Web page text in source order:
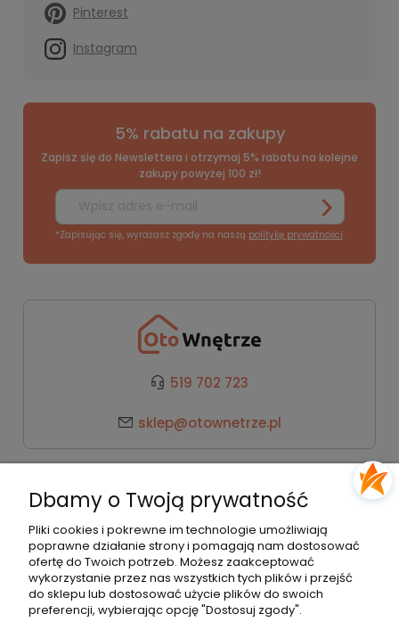
Pinterest
Instagram
5% rabatu na zakupy
Zapisz się do Newslettera i otrzymaj 5% rabatu na kolejne
zakupy powyżej 100 zł!
*Zapisując się, wyrażasz zgodę na naszą politykę prywatności.
519 702 723
sklep@otownetrze.pl
Pomoc
Moje konto
Dbamy o Twoją prywatność
Pliki cookies i pokrewne im technologie umożliwiają
poprawne działanie strony i pomagają nam dostosować
ofertę do Twoich potrzeb. Możesz zaakceptować
wykorzystanie przez nas wszystkich tych plików i przejść
do sklepu lub dostosować użycie plików do swoich
preferencji, wybierając opcję "Dostosuj zgody".